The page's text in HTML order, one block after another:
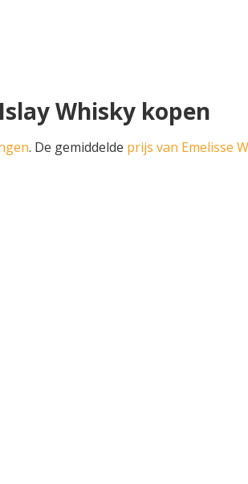
Whisky kopen
. De gemiddelde prijs van Emelisse